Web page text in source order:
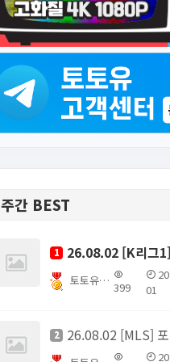
주간 BEST
1
토토유픽스터 399
01
2